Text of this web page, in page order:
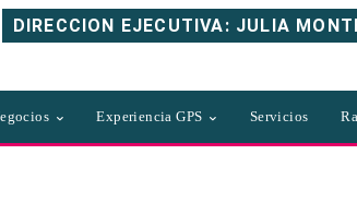
DIRECCION EJECUTIVA: JULIA
Experiencia GPS Servicios